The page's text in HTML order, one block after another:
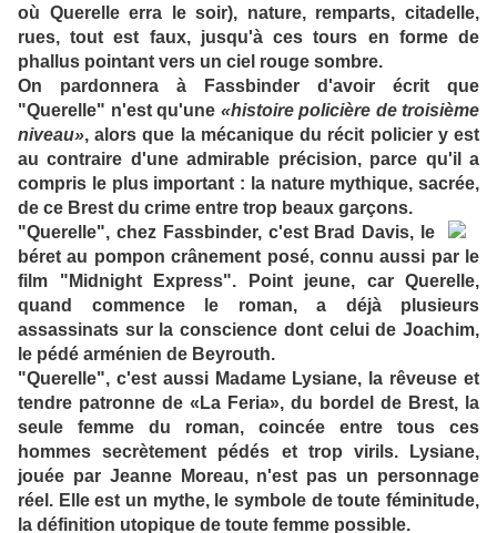
où Querelle erra le soir), nature, remparts, citadelle,
rues, tout est faux, jusqu'à ces tours en forme de
phallus pointant vers un ciel rouge sombre.
On pardonnera à Fassbinder d'avoir écrit que
"Querelle" n'est qu'une «histoire policière de troisième
niveau», alors que la mécanique du récit policier y est
au contraire d'une admirable précision, parce qu'il a
compris le plus important : la nature mythique, sacrée,
de ce Brest du crime entre trop beaux garçons.
"Querelle", chez Fassbinder, c'est Brad Davis, le
béret au pompon crânement posé, connu aussi par le
film "Midnight Express". Point jeune, car Querelle,
quand commence le roman, a déjà plusieurs
assassinats sur la conscience dont celui de Joachim,
le pédé arménien de Beyrouth.
"Querelle", c'est aussi Madame Lysiane, la rêveuse et
tendre patronne de «La Feria», du bordel de Brest, la
seule femme du roman, coincée entre tous ces
hommes secrètement pédés et trop virils. Lysiane,
jouée par Jeanne Moreau, n'est pas un personnage
réel. Elle est un mythe, le symbole de toute féminitude,
la définition utopique de toute femme possible.